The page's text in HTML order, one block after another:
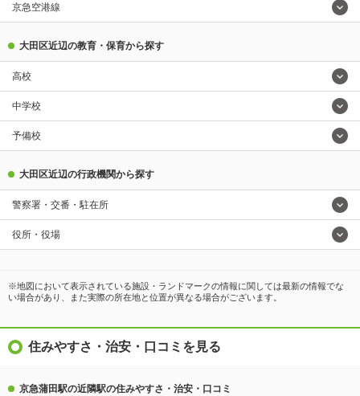
京急空港線
大田区近辺の教育・保育から探す
高校
中学校
予備校
大田区近辺の行政機関から探す
警察署・交番・駐在所
役所・役場
※地図において表示されている施設・ランドマークの情報に関しては最新の情報でな
い場合があり、また実際の所在地と位置が異なる場合がございます。
住みやすさ・治安・口コミを見る
京急蒲田駅の近隣駅の住みやすさ・治安・口コミ